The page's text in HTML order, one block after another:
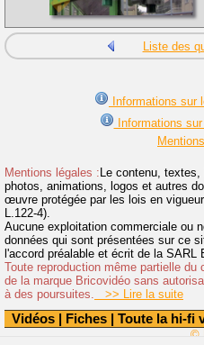
Vidéos | Fiches | Toute la hi-fi
Liste des
Informations sur
Informations
Mentions légales :Le contenu, textes,
photos, animations, logos et autres
œuvre protégée par les lois en
L.122-4).
Aucune exploitation commerciale ou
données qui sont présentées sur ce
l'accord préalable et écrit de la SARL
Toute reproduction même partielle
de la marque Bricovidéo sans
à des poursuites.
>> Lire la suite
©